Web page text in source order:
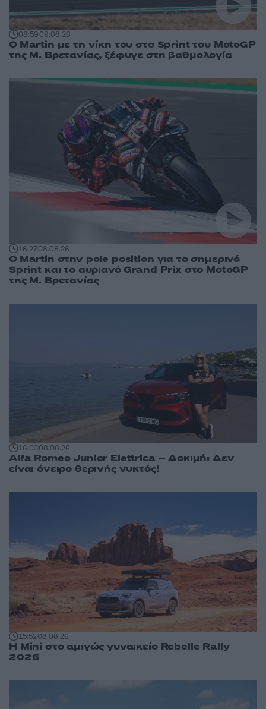
08:5909.08.26
O Martin με τη νίκη του στο Sprint του MotoGP
της Μ. Βρετανίας, ξέφυγε στη βαθμολογία
16:2708.08.26
O Martin στην pole position για το σημερινό
Sprint και το αυριανό Grand Prix στο MotoGP
της Μ. Βρετανίας
16:0308.08.26
Alfa Romeo Junior Elettrica – Δοκιμή: Δεν
είναι όνειρο θερινής νυκτός!
15:5208.08.26
Η Mini στο αμιγώς γυναικείο Rebelle Rally
2026